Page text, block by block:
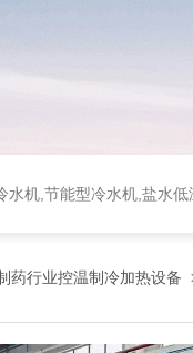
水机,节能型冷水机,盐水低
药行业控温制冷加热设备